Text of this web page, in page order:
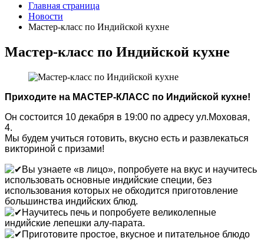
Главная страница
Новости
Мастер-класс по Индийской кухне
Мастер-класс по Индийской кухне
Приходите на МАСТЕР-КЛАСС по Индийской кухне!
Он состоится 10 декабря в 19:00 по адресу ул.Моховая,
4.
Мы будем учиться готовить, вкусно есть и развлекаться
викториной с призами!
Вы узнаете «в лицо», попробуете на вкус и научитесь
использовать основные индийские специи, без
использования которых не обходится приготовление
большинства индийских блюд.
Научитесь печь и попробуете великолепные
индийские лепешки алу-парата.
Приготовите простое, вкусное и питательное блюдо